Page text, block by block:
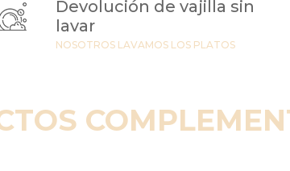
Devolución de vajilla sin
lavar
NOSOTROS LAVAMOS LOS PLATOS